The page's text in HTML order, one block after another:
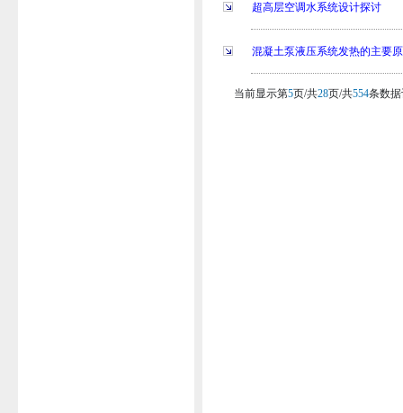
超高层空调水系统设计探讨
混凝土泵液压系统发热的主要
当前显示第5页/共28页/共554条数